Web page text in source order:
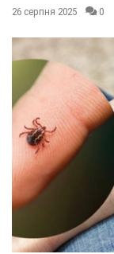
26 серпня 2025 0